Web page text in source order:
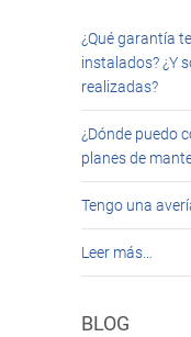
¿Qué garantía
instalados? ¿Y
realizadas?
¿Dónde puedo
planes de
Tengo una
Leer más…
BLOG